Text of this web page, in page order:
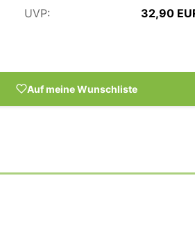
UVP:
32,90
Auf meine Wunschliste